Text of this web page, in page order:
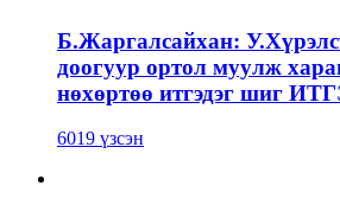
Б.Жаргалсайхан:
доогуур ортол муулж
нөхөртөө итгэдэг шиг
6019 үзсэн